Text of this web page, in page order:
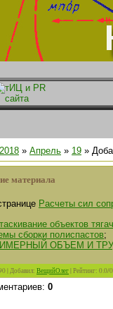
2018 » Апрель » 19 »
материала
Расчеты сил
объектов
сборки полиспастов;
ОБЪЕМ И
|Добавил: ВещийОлег|Рейтинг: 0.0/0
: 0